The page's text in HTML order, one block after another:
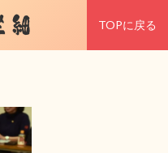
細 TOPに戻る